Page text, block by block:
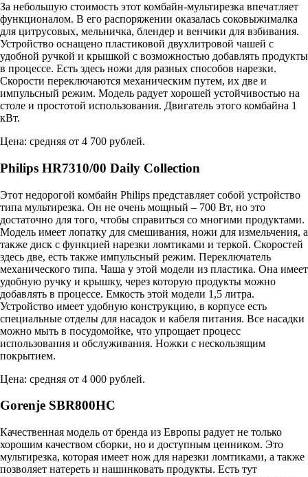
За небольшую стоимость этот комбайн-мультирезка впечатляет
функционалом. В его распоряжении оказалась соковыжималка
для цитрусовых, мельничка, блендер и венчики для взбивания.
Устройство оснащено пластиковой двухлитровой чашей с
удобной ручкой и крышкой с возможностью добавлять продукты
в процессе. Есть здесь ножи для разных способов нарезки.
Скорости переключаются механическим путем, их две и
импульсный режим. Модель радует хорошей устойчивостью на
столе и простотой использования. Двигатель этого комбайна 1
кВт.
Цена: средняя от 4 700 рублей.
Philips HR7310/00 Daily Collection
Этот недорогой комбайн Philips представляет собой устройство
типа мультирезка. Он не очень мощный – 700 Вт, но это
достаточно для того, чтобы справиться со многими продуктами.
Модель имеет лопатку для смешивания, ножи для измельчения, а
также диск с функцией нарезки ломтиками и теркой. Скоростей
здесь две, есть также импульсный режим. Переключатель
механического типа. Чаша у этой модели из пластика. Она имеет
удобную ручку и крышку, через которую продукты можно
добавлять в процессе. Емкость этой модели 1,5 литра.
Устройство имеет удобную конструкцию, в корпусе есть
специальные отделы для насадок и кабеля питания. Все насадки
можно мыть в посудомойке, что упрощает процесс
использования и обслуживания. Ножки с нескользящим
покрытием.
Цена: средняя от 4 000 рублей.
Gorenje SBR800HC
Качественная модель от бренда из Европы радует не только
хорошим качеством сборки, но и доступным ценником. Это
мультирезка, которая имеет нож для нарезки ломтиками, а также
позволяет натереть и нашинковать продукты. Есть тут